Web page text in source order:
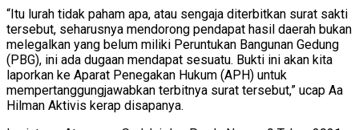
“Itu lurah tidak paham apa, atau sengaja diterbitkan surat sakti
tersebut, seharusnya mendorong pendapat hasil daerah bukan
melegalkan yang belum miliki Peruntukan Bangunan Gedung
(PBG), ini ada dugaan mendapat sesuatu. Bukti ini akan kita
laporkan ke Aparat Penegakan Hukum (APH) untuk
mempertanggungjawabkan terbitnya surat tersebut,” ucap Aa
Hilman Aktivis kerap disapanya.